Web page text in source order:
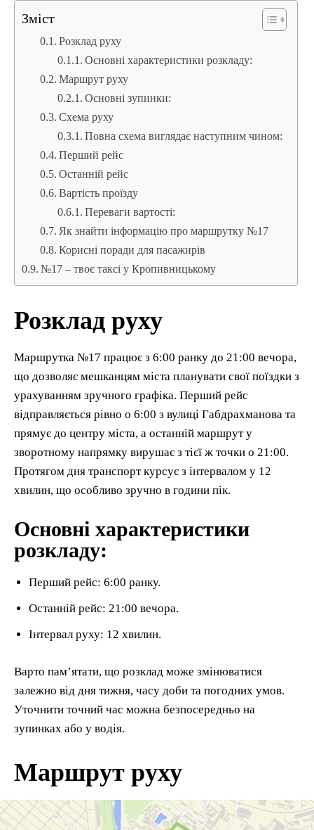
Зміст
Розклад руху
Основні характеристики розкладу:
Маршрут руху
Основні зупинки:
Схема руху
Повна схема виглядає наступним чином:
Перший рейс
Останній рейс
Вартість проїзду
Переваги вартості:
Як знайти інформацію про маршрутку №17
Корисні поради для пасажирів
№17 – твоє таксі у Кропивницькому
Розклад руху
Маршрутка №17 працює з 6:00 ранку до 21:00 вечора,
що дозволяє мешканцям міста планувати свої поїздки з
урахуванням зручного графіка. Перший рейс
відправляється рівно о 6:00 з вулиці Габдрахманова та
прямує до центру міста, а останній маршрут у
зворотному напрямку вирушає з тієї ж точки о 21:00.
Протягом дня транспорт курсує з інтервалом у 12
хвилин, що особливо зручно в години пік.
Основні характеристики
розкладу:
Перший рейс: 6:00 ранку.
Останній рейс: 21:00 вечора.
Інтервал руху: 12 хвилин.
Варто пам’ятати, що розклад може змінюватися
залежно від дня тижня, часу доби та погодних умов.
Уточнити точний час можна безпосередньо на
зупинках або у водія.
Маршрут руху